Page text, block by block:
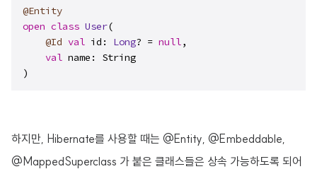
@Entity
open class User(
@Id val id: Long? = null,
val name: String
)
하지만, Hibernate를 사용할 때는 @Entity, @Embeddable,
@MappedSuperclass 가 붙은 클래스들은 상속 가능하도록 되어